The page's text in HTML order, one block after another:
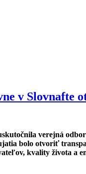
v
verejná
bolo otvoriť
kvality života a